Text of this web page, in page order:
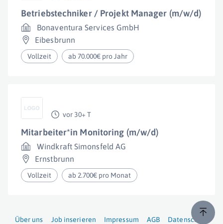
Betriebstechniker / Projekt Manager (m/w/d)
Bonaventura Services GmbH
Eibesbrunn
Vollzeit ab 70.000€ pro Jahr
vor 30+ T
Mitarbeiter*in Monitoring (m/w/d)
Windkraft Simonsfeld AG
Ernstbrunn
Vollzeit ab 2.700€ pro Monat
Über uns Job inserieren Impressum AGB Datenschutz